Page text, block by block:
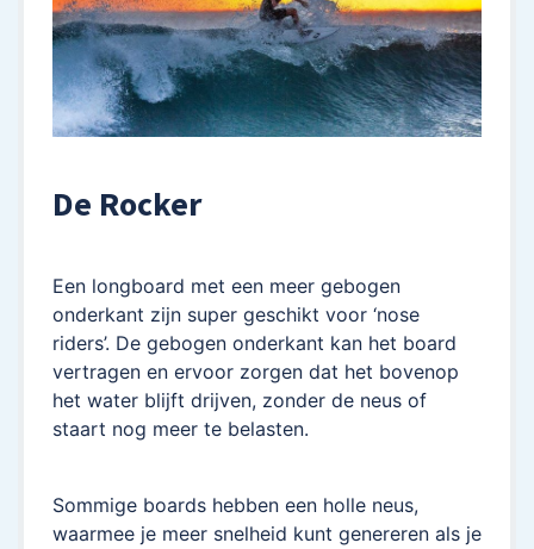
De Rocker
Een longboard met een meer gebogen
onderkant zijn super geschikt voor ‘nose
riders’. De gebogen onderkant kan het board
vertragen en ervoor zorgen dat het bovenop
het water blijft drijven, zonder de neus of
staart nog meer te belasten.
Sommige boards hebben een holle neus,
waarmee je meer snelheid kunt genereren als je